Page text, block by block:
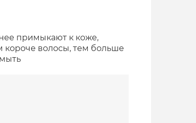
примыкают к коже,
волосы, тем больше